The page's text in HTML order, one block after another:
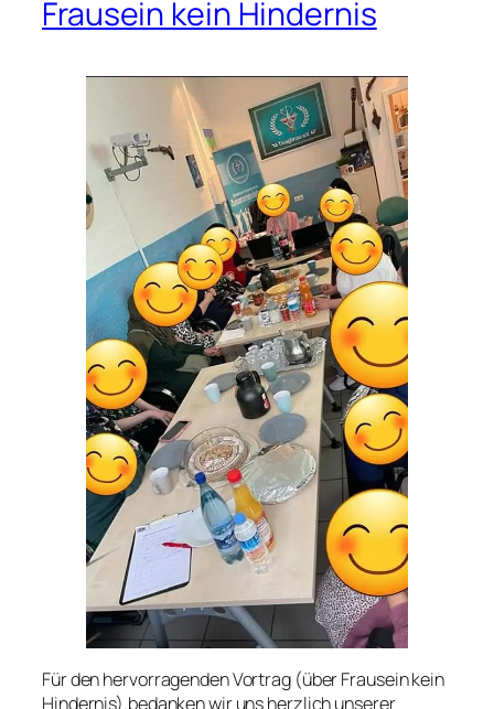
Frausein kein Hindernis
Für den hervorragenden Vortrag (über Frausein kein
Hindernis).bedanken wir uns herzlich unserer